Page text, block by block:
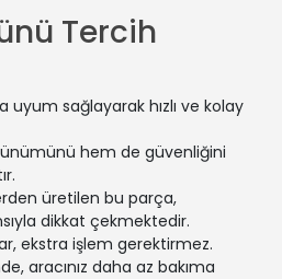
(Dizel) - 110 Kw 150 Ps | 2005-
/ 2010-10-01
| ASTRA Mk V (H) Station
(A04) | 1.8 (L35) (Benzin) - 103
Ps | 2005-12-01 / 2010-10-01
| ASTRA Mk V (H) TwinTop
| 2.0 (L67) (Benzin) - 125 Kw
| 2006-02-01 / 2010-11-01
ZAFIRA / ZAFIRA FAMILY B (A05) |
(Benzin) - 147 Kw 200 Ps |
01 / 2010-12-01
| ASTRA H Station wagon (A04) |
Tercih
uyum sağlayarak hızlı ve kolay
hem de güvenliğini
üretilen bu parça,
dikkat çekmektedir.
ekstra işlem gerektirmez.
aracınız daha az bakıma